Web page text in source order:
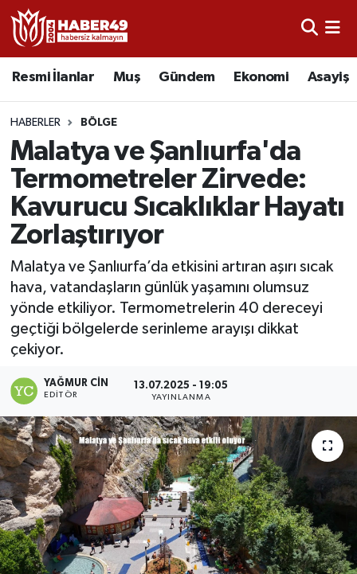
Resmi İlanlar Muş Gündem Ekonomi Asayiş
HABERLER BÖLGE
Malatya ve Şanlıurfa'da
Termometreler Zirvede:
Kavurucu Sıcaklıklar Hayatı
Zorlaştırıyor
Malatya ve Şanlıurfa’da etkisini artıran aşırı sıcak
hava, vatandaşların günlük yaşamını olumsuz
yönde etkiliyor. Termometrelerin 40 dereceyi
geçtiği bölgelerde serinleme arayışı dikkat
çekiyor.
YAĞMUR CIN
EDITÖR
13.07.2025 - 19:05
YAYINLANMA
Resmi İlanlar
Asayiş
Bölge
Eğitim
Ekonomi
Sağlık
Gündem
Spor
Siyaset
Teknoloji
Kültür Sanat
Muş
Hasköy
Uşak Nöbetçi Eczaneler
Uşak Hava Durumu
Uşak Namaz Vakitleri
Uşak Trafik Yoğunluk Haritası
TFF 2.Lig Kırmızı Grup Puan Durumu ve Fikstür
Tüm Manşetler
Son Dakika Haberleri
Haber Arşivi